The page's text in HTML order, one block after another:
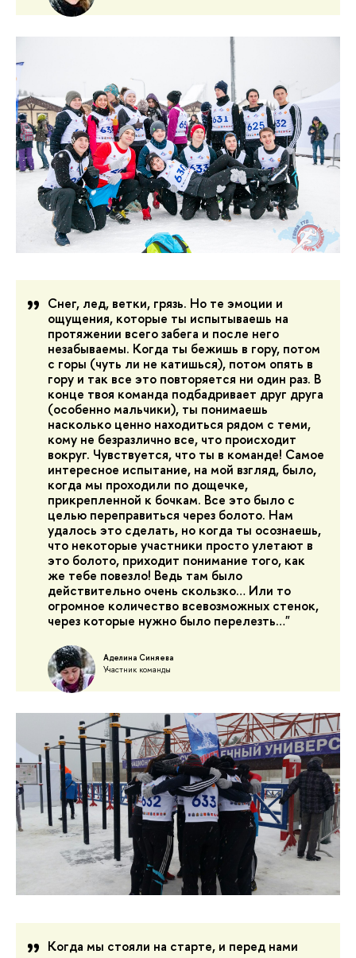
Снег, лед, ветки, грязь. Но те эмоции и
ощущения, которые ты испытываешь на
протяжении всего забега и после него
незабываемы. Когда ты бежишь в гору, потом
с горы (чуть ли не катишься), потом опять в
гору и так все это повторяется ни один раз. В
конце твоя команда подбадривает друг друга
(особенно мальчики), ты понимаешь
насколько ценно находиться рядом с теми,
кому не безразлично все, что происходит
вокруг. Чувствуется, что ты в команде! Самое
интересное испытание, на мой взгляд, было,
когда мы проходили по дощечке,
прикрепленной к бочкам. Все это было с
целью переправиться через болото. Нам
удалось это сделать, но когда ты осознаешь,
что некоторые участники просто улетают в
это болото, приходит понимание того, как
же тебе повезло! Ведь там было
действительно очень скользко… Или то
огромное количество всевозможных стенок,
через которые нужно было перелезть…"
Аделина Синяева
Участник команды
Когда мы стояли на старте, и перед нами